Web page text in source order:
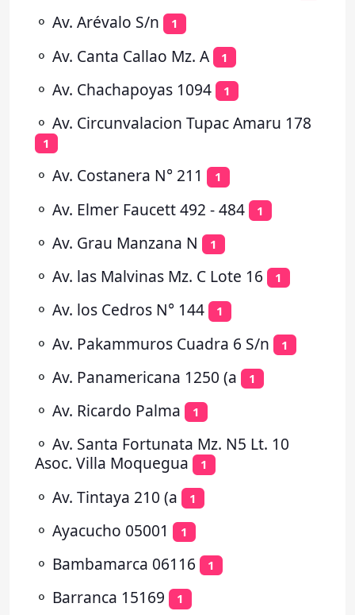
⚬ Av. Arévalo S/n 1
⚬ Av. Canta Callao Mz. A 1
⚬ Av. Chachapoyas 1094 1
⚬ Av. Circunvalacion Tupac Amaru 178
1
⚬ Av. Costanera N° 211 1
⚬ Av. Elmer Faucett 492 - 484 1
⚬ Av. Grau Manzana N 1
⚬ Av. las Malvinas Mz. C Lote 16 1
⚬ Av. los Cedros N° 144 1
⚬ Av. Pakammuros Cuadra 6 S/n 1
⚬ Av. Panamericana 1250 (a 1
⚬ Av. Ricardo Palma 1
⚬ Av. Santa Fortunata Mz. N5 Lt. 10
Asoc. Villa Moquegua
1
⚬ Av. Tintaya 210 (a 1
⚬ Ayacucho 05001 1
⚬ Bambamarca 06116 1
⚬ Barranca 15169 1